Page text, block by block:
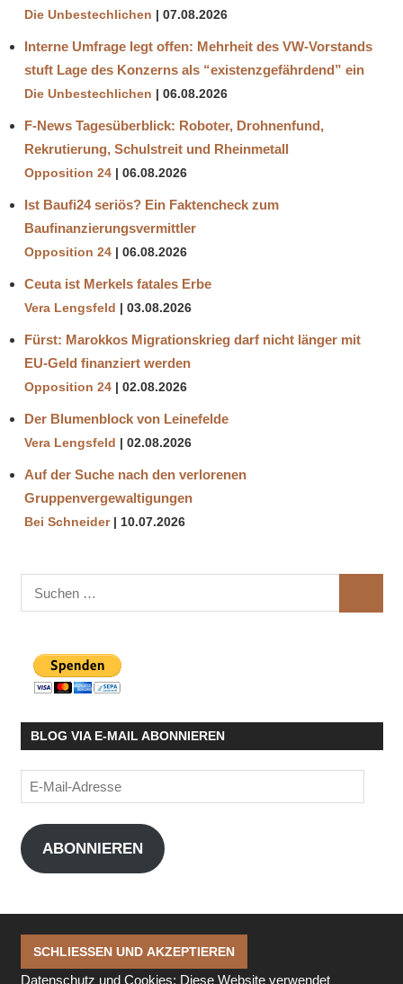
Die Unbestechlichen 07.08.2026
Interne Umfrage legt offen: Mehrheit des VW-Vorstands
stuft Lage des Konzerns als “existenzgefährdend” ein
Die Unbestechlichen 06.08.2026
F-News Tagesüberblick: Roboter, Drohnenfund,
Rekrutierung, Schulstreit und Rheinmetall
Opposition 24 06.08.2026
Ist Baufi24 seriös? Ein Faktencheck zum
Baufinanzierungsvermittler
Opposition 24 06.08.2026
Ceuta ist Merkels fatales Erbe
Vera Lengsfeld 03.08.2026
Fürst: Marokkos Migrationskrieg darf nicht länger mit
EU-Geld finanziert werden
Opposition 24 02.08.2026
Der Blumenblock von Leinefelde
Vera Lengsfeld 02.08.2026
Auf der Suche nach den verlorenen
Gruppenvergewaltigungen
Bei Schneider 10.07.2026
Suchen
nach:
BLOG VIA E-MAIL ABONNIEREN
E-
Mail-
Adresse
ABONNIEREN
Datenschutz und Cookies: Diese Website verwendet